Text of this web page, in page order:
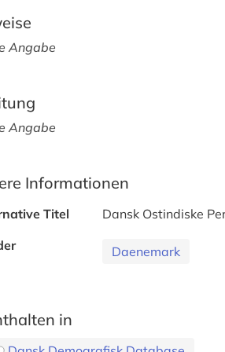
Angabe
Angabe
Informationen
Titel
Dansk Ostindiske
Daenemark
in